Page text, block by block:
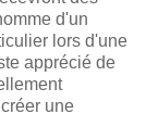
d'un
lors d'une
apprécié de
une